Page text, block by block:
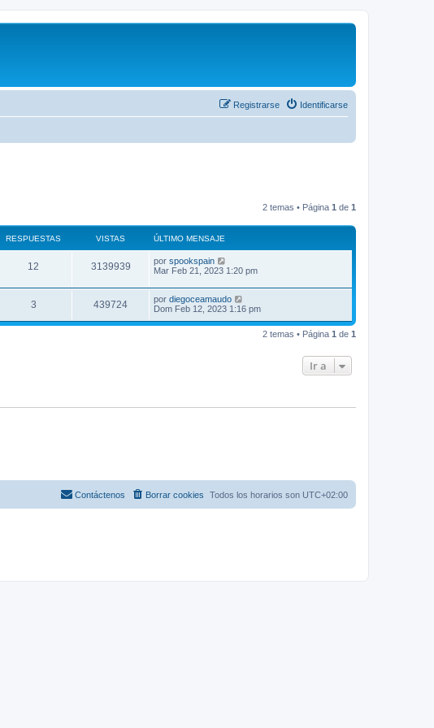
Identificarse
Registrarse
2 temas • Página 1 de 1
RESPUESTAS VISTAS ÚLTIMO MENSAJE
12 3139939 por spookspain
Mar Feb 21, 2023 1:20 pm
3 439724 por diegoceamaudo
Dom Feb 12, 2023 1:16 pm
2 temas • Página 1 de 1
Ir a
Todos los horarios son UTC+02:00
Borrar cookies
Contáctenos